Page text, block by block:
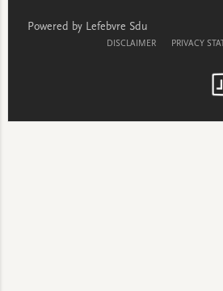
Powered by Lefebvre Sdu
DISCLAIMER PRIVACY